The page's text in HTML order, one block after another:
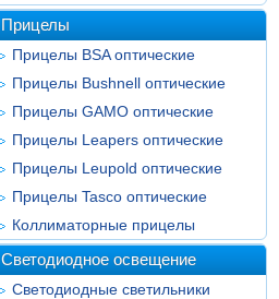
Прицелы
Прицелы BSA оптические
Прицелы Bushnell оптические
Прицелы GAMO оптические
Прицелы Leapers оптические
Прицелы Leupold оптические
Прицелы Tasco оптические
Коллиматорные прицелы
Светодиодное освещение
Светодиодные светильники